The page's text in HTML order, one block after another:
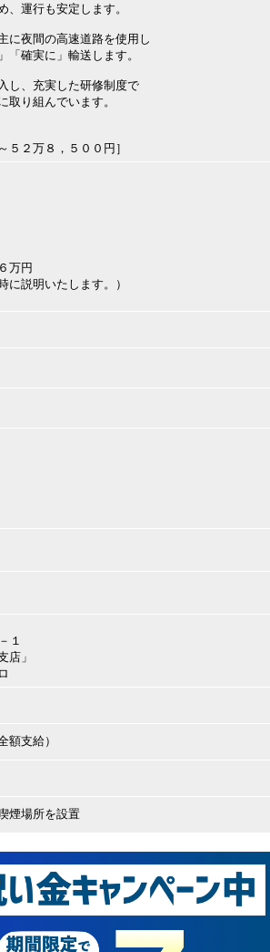
、運行も安定します。
に夜間の高速道路を使用し
「確実に」輸送します。
し、充実した研修制度で
取り組んでいます。
２万８，５００円］
万円
に説明いたします。）
１
店」
額支給）
煙場所を設置